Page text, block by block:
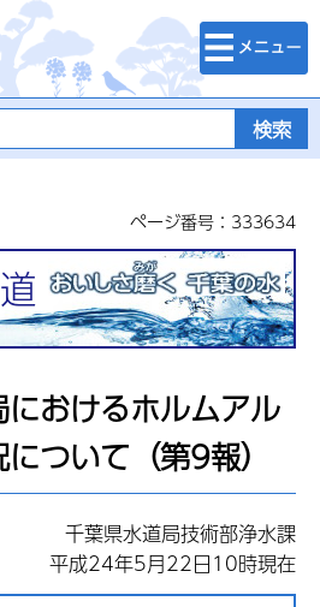
県
検索・メニュ
ー
ページ番号：333634
おけるホルムアル
ついて（第9報）
千葉県水道局技術部浄水課
平成24年5月22日10時現在